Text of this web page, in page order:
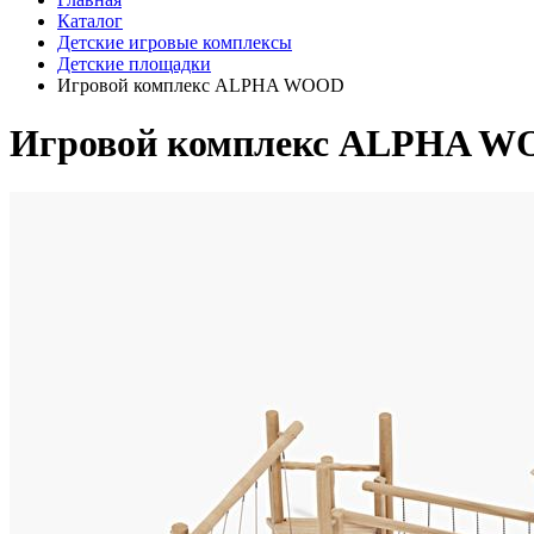
Каталог
Детские игровые комплексы
Детские площадки
Игровой комплекс ALPHA WOOD
Игровой комплекс ALPHA